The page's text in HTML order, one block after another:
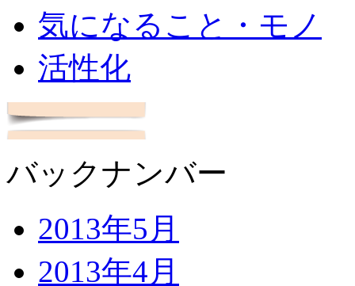
気になること・モノ
活性化
バックナンバー
2013年5月
2013年4月